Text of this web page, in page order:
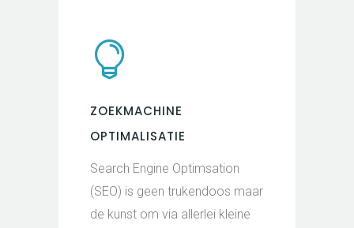
ZOEKMACHINE
OPTIMALISATIE
Search Engine Optimsation
(SEO) is geen trukendoos maar
de kunst om via allerlei kleine